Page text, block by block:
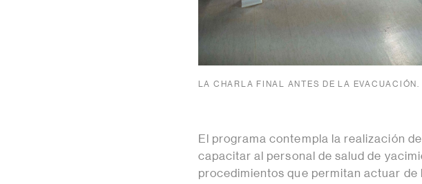
LA CHARLA FINAL ANTES DE LA EVACUACIÓN.
El programa contempla la realización
capacitar al personal de salud de
procedimientos que permitan actuar